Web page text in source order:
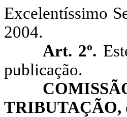
Excelentíssimo
2004.
Art. 2º.
publicação.
TRIBUTAÇÃO,